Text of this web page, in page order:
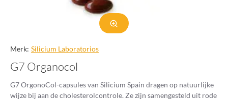
Merk: Silicium Laboratorios
G7 Organocol
G7 OrgonoCol-capsules van Silicium Spain dragen op natuurlijke
wijze bij aan de cholesterolcontrole. Ze zijn samengesteld uit rode